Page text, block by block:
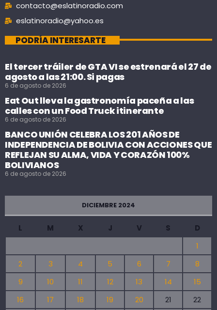
contacto@eslatinoradio.com
eslatinoradio@yahoo.es
PODRÍA INTERESARTE
El tercer tráiler de GTA VI se estrenará el 27 de
agosto a las 21:00. Si pagas
6 de agosto de 2026
Eat Out lleva la gastronomía paceña a las
calles con un Food Truck itinerante
6 de agosto de 2026
BANCO UNIÓN CELEBRA LOS 201 AÑOS DE
INDEPENDENCIA DE BOLIVIA CON ACCIONES QUE
REFLEJAN SU ALMA, VIDA Y CORAZÓN 100%
BOLIVIANOS
6 de agosto de 2026
DICIEMBRE 2024
L M X J V S
D
1
2
3 4 5 6 7
8
9
10 11 12 13 14
15
16
17 18 19 20 21 22